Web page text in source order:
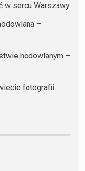
w sercu Warszawy
–
hodowlanym –
fotografii